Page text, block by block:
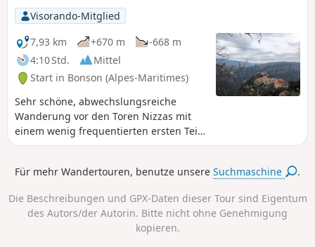
Visorando-Mitglied
7,93 km
+670 m
-668 m
4:10 Std.
Mittel
Start in Bonson (Alpes-Maritimes)
Sehr schöne, abwechslungsreiche
Wanderung vor den Toren Nizzas mit
einem wenig frequentierten ersten Teil
auf gepflasterten steigenden Straßen.
Saint-André bietet herrliche 360°-
üppige Natur und ein kulturelles Erbe,
das es zu entdecken gilt.
Für mehr Wandertouren, benutze unsereSuchmaschine .
Die Beschreibungen und GPX-Daten dieser Tour sind Eigentum
des Autors/der Autorin. Bitte nicht ohne Genehmigung
kopieren.